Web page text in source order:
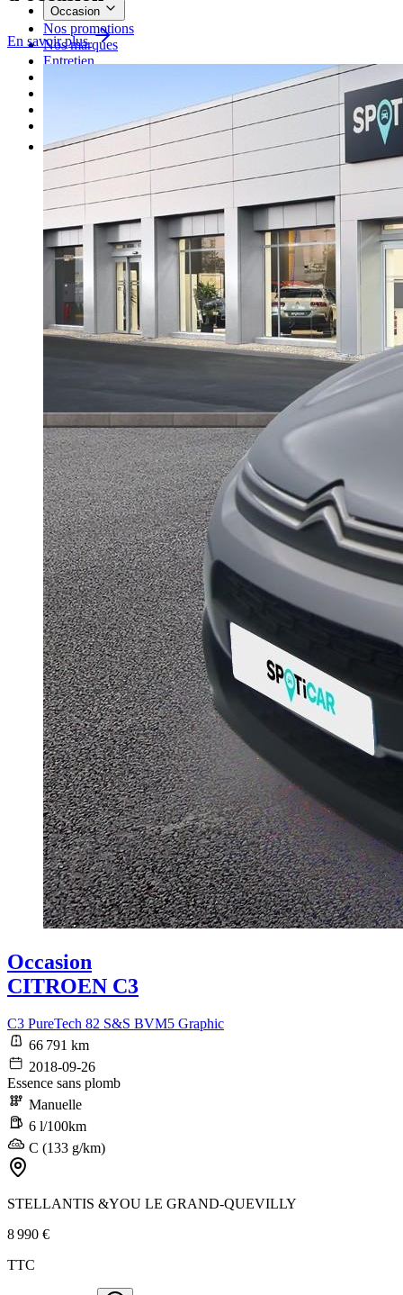
Occasion
Nos promotions
Nos marques
Entretien
Nous rejoindre
Plus
En savoir plus
Occasion
CITROEN C3
C3 PureTech 82 S&S BVM5 Graphic
66 791 km
2018-09-26
Essence sans plomb
Manuelle
6 l/100km
C (133 g/km)
STELLANTIS &YOU LE GRAND-QUEVILLY
8 990 €
TTC